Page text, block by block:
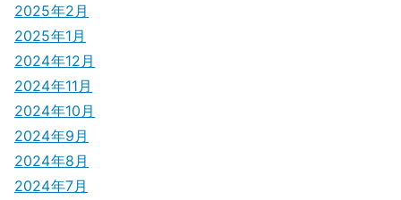
2025年2月
2025年1月
2024年12月
2024年11月
2024年10月
2024年9月
2024年8月
2024年7月